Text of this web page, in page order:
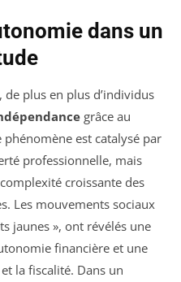
dans un
plus en plus d’individus
grâce au
phénomène est catalysé par
professionnelle, mais
croissante des
Les mouvements sociaux
jaunes », ont révélés une
financière et une
et la fiscalité. Dans un